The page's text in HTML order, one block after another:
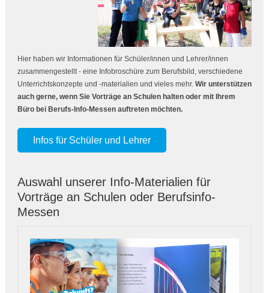
Hier haben wir Informationen für Schüler/innen und Lehrer/innen
zusammengestellt - eine Infobroschüre zum Berufsbild, verschiedene
Unterrichtskonzepte und -materialien und vieles mehr. Wir unterstützen
auch gerne, wenn Sie Vorträge an Schulen halten oder mit Ihrem
Büro bei Berufs-Info-Messen auftreten möchten.
Infos für Schüler und Lehrer
Auswahl unserer Info-Materialien für
Vorträge an Schulen oder Berufsinfo-
Messen